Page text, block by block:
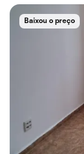
Baixou o preço